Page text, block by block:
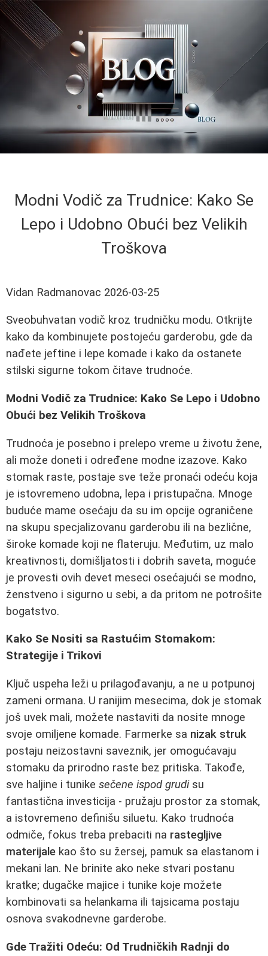
Modni Vodič za Trudnice: Kako Se
Lepo i Udobno Obući bez Velikih
Troškova
Vidan Radmanovac 2026-03-25
Sveobuhvatan vodič kroz trudničku modu. Otkrijte
kako da kombinujete postojeću garderobu, gde da
nađete jeftine i lepe komade i kako da ostanete
stilski sigurne tokom čitave trudnoće.
Modni Vodič za Trudnice: Kako Se Lepo i Udobno
Obući bez Velikih Troškova
Trudnoća je posebno i prelepo vreme u životu žene,
ali može doneti i određene modne izazove. Kako
stomak raste, postaje sve teže pronaći odeću koja
je istovremeno udobna, lepa i pristupačna. Mnoge
buduće mame osećaju da su im opcije ograničene
na skupu specjalizovanu garderobu ili na bezlične,
široke komade koji ne flateruju. Međutim, uz malo
kreativnosti, domišljatosti i dobrih saveta, moguće
je provesti ovih devet meseci osećajući se modno,
ženstveno i sigurno u sebi, a da pritom ne potrošite
bogatstvo.
Kako Se Nositi sa Rastućim Stomakom:
Strategije i Trikovi
Ključ uspeha leži u prilagođavanju, a ne u potpunoj
zameni ormana. U ranijim mesecima, dok je stomak
još uvek mali, možete nastaviti da nosite mnoge
svoje omiljene komade. Farmerke sa nizak struk
postaju neizostavni saveznik, jer omogućavaju
stomaku da prirodno raste bez pritiska. Takođe,
sve haljine i tunike sečene ispod grudisu
fantastična investicija - pružaju prostor za stomak,
a istovremeno definišu siluetu. Kako trudnoća
odmiče, fokus treba prebaciti na rastegljive
materijale kao što su žersej, pamuk sa elastanom i
mekani lan. Ne brinite ako neke stvari postanu
kratke; dugačke majice i tunike koje možete
kombinovati sa helankama ili tajsicama postaju
osnova svakodnevne garderobe.
Gde Tražiti Odeću: Od Trudničkih Radnji do